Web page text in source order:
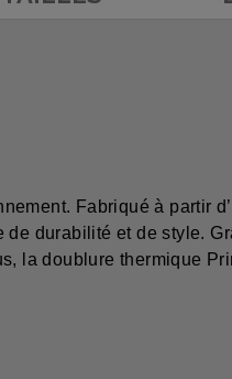
Fabriqué à partir
durabilité et de style.
la doublure thermique